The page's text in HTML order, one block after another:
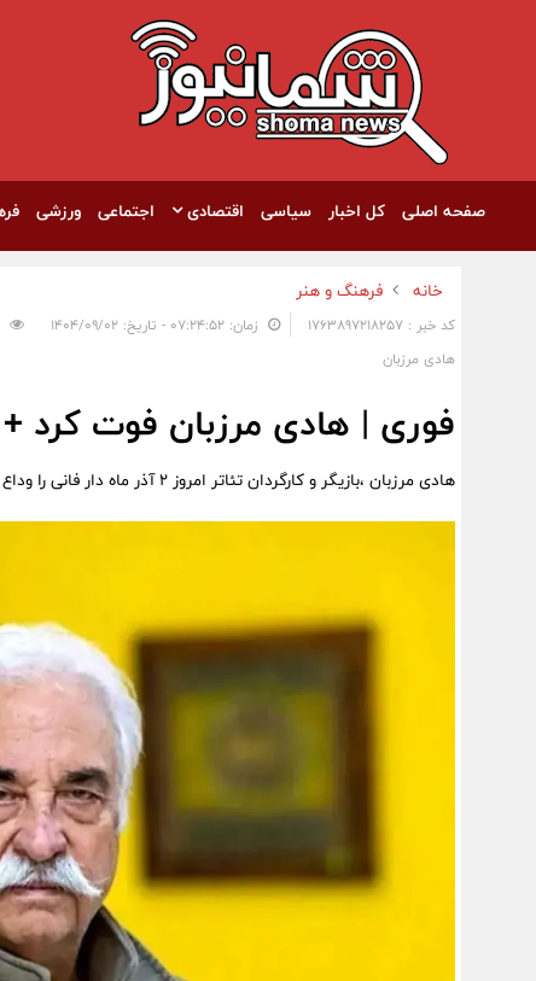
صفحه اصلی کل اخبار سیاسی اقتصادی اجتماعی ورزشی
خانه فرهنگ و هنر
کد خبر : 1763897218257 زمان: ۰۷:۲۴:۵۲ - تاریخ: ۱۴۰۴/۰۹/۰۲
هادی مرزبان
فوری | هادی مرزبان فوت کرد
هادی مرزبان ،بازیگر و کارگردان تئاتر امروز 2 آذر ماه دار فانی را وداع گفت.